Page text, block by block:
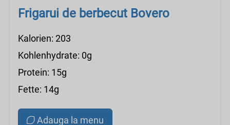
Frigarui de berbecut Bovero
Kalorien: 203
Kohlenhydrate: 0g
Protein: 15g
Fette: 14g
Adauga la menu